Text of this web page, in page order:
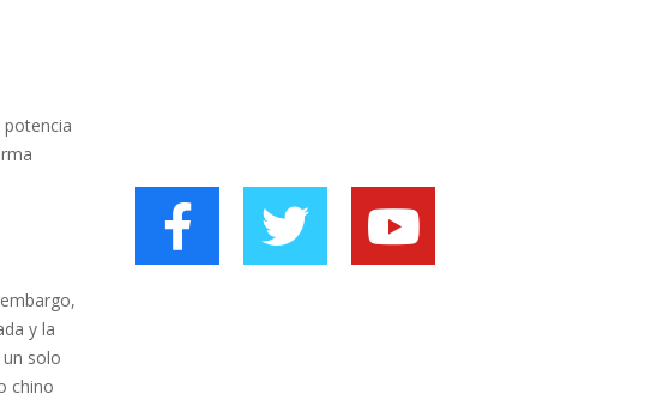
y la
solo
chino